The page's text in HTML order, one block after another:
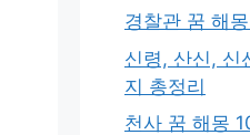
경찰관 꿈 해
신령, 산신, 신
지 총정리
천사 꿈 해몽